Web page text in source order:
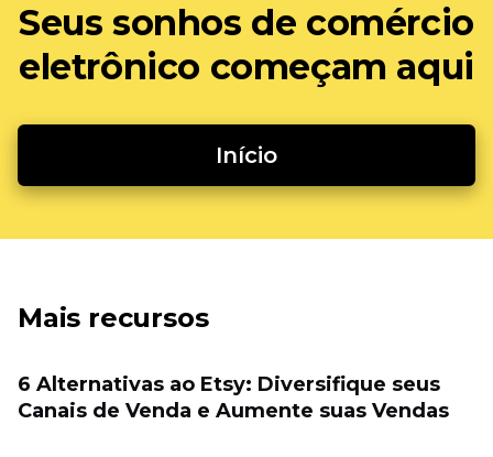
Seus sonhos de comércio
eletrônico começam aqui
Início
Mais recursos
6 Alternativas ao Etsy: Diversifique seus
Canais de Venda e Aumente suas Vendas